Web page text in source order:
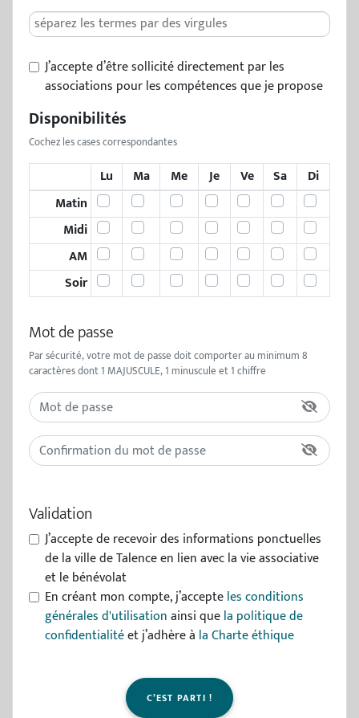
J’accepte d’être sollicité directement par les
associations pour les compétences que je propose
Disponibilités
Cochez les cases correspondantes
Lu Ma Me Je Ve Sa
Di
Matin
Midi
AM
Soir
Mot de passe
Par sécurité, votre mot de passe doit comporter au minimum 8
caractères dont 1 MAJUSCULE, 1 minuscule et 1 chiffre
Validation
J’accepte de recevoir des informations ponctuelles
de la ville de Talence en lien avec la vie associative
et le bénévolat
En créant mon compte, j’accepteles conditions
générales d'utilisationainsi quela politique de
confidentialitéet j’adhère à la Charte éthique
C’EST PARTI !